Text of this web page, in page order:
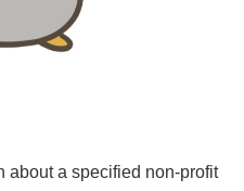
a specified non-profit